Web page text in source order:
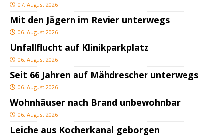
07. August 2026
Mit den Jägern im Revier unterwegs
06. August 2026
Unfallflucht auf Klinikparkplatz
06. August 2026
Seit 66 Jahren auf Mähdrescher unterwegs
06. August 2026
Wohnhäuser nach Brand unbewohnbar
06. August 2026
Leiche aus Kocherkanal geborgen